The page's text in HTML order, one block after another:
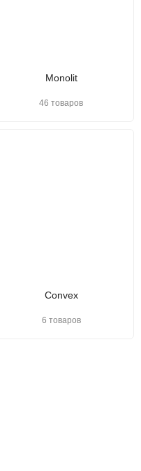
Monolit
46 товаров
Convex
6 товаров